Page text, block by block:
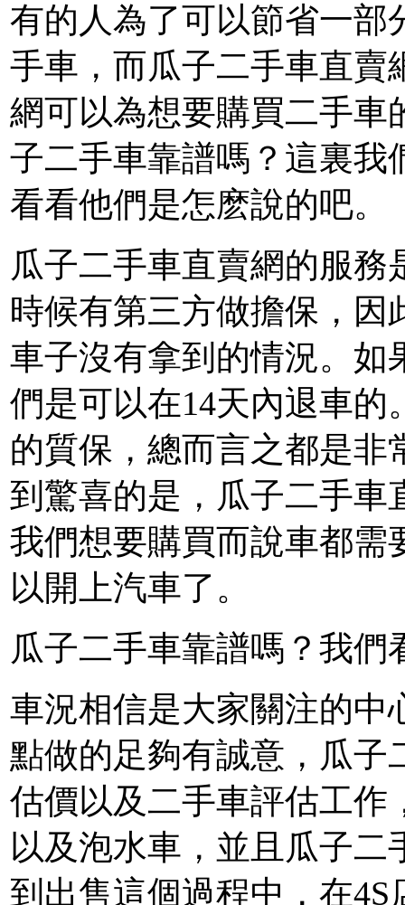
有的人為了可以節省一部
手車，而瓜子二手車直賣
網可以為想要購買二手車
子二手車靠譜嗎？這裏我
看看他們是怎麽說的吧。
瓜子二手車直賣網的服
時候有第三方做擔保，因
車子沒有拿到的情況。如
們是可以在14天內退車
的質保，總而言之都是非
到驚喜的是，瓜子二手車
我們想要購買而說車都需
以開上汽車了。
瓜子二手車靠譜嗎？我們
車況相信是大家關注的中
點做的足夠有誠意，瓜子
估價以及二手車評估工作
以及泡水車，並且瓜子
到出售這個過程中，在